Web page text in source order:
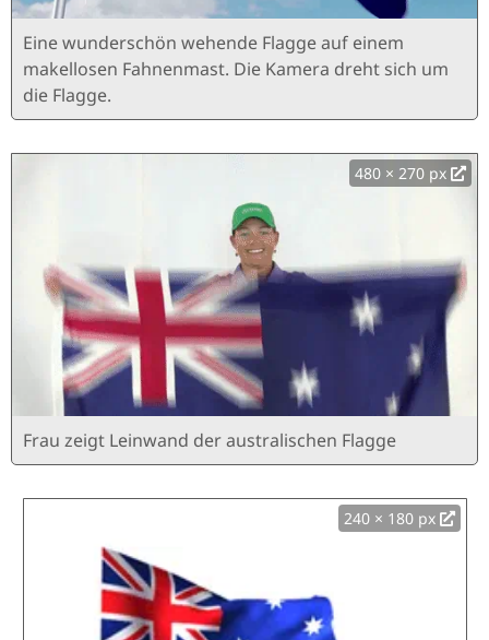
Eine wunderschön wehende Flagge auf einem
makellosen Fahnenmast. Die Kamera dreht sich um
die Flagge.
480 × 270 px
Frau zeigt Leinwand der australischen Flagge
240 × 180 px